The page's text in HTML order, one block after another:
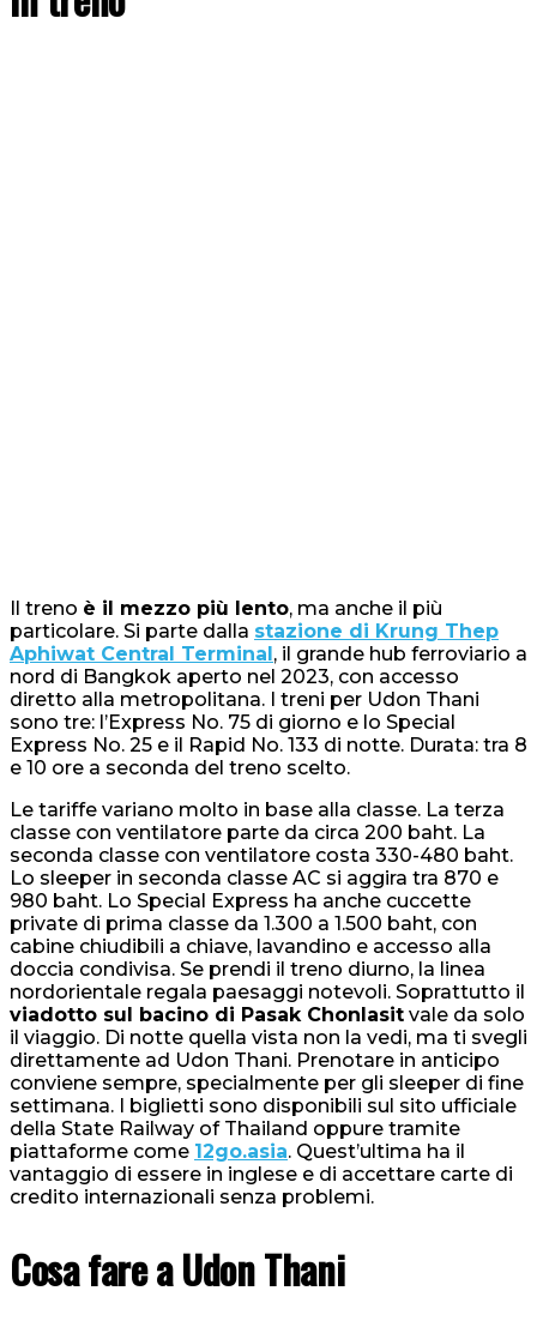
Il treno è il mezzo più lento, ma anche il più
particolare. Si parte dalla stazione di Krung Thep
Aphiwat Central Terminal, il grande hub ferroviario a
nord di Bangkok aperto nel 2023, con accesso
diretto alla metropolitana. I treni per Udon Thani
sono tre: l’Express No. 75 di giorno e lo Special
Express No. 25 e il Rapid No. 133 di notte. Durata: tra 8
e 10 ore a seconda del treno scelto.
Le tariffe variano molto in base alla classe. La terza
classe con ventilatore parte da circa 200 baht. La
seconda classe con ventilatore costa 330-480 baht.
Lo sleeper in seconda classe AC si aggira tra 870 e
980 baht. Lo Special Express ha anche cuccette
private di prima classe da 1.300 a 1.500 baht, con
cabine chiudibili a chiave, lavandino e accesso alla
doccia condivisa. Se prendi il treno diurno, la linea
nordorientale regala paesaggi notevoli. Soprattutto il
viadotto sul bacino di Pasak Chonlasit vale da solo
il viaggio. Di notte quella vista non la vedi, ma ti svegli
direttamente ad Udon Thani. Prenotare in anticipo
conviene sempre, specialmente per gli sleeper di fine
settimana. I biglietti sono disponibili sul sito ufficiale
della State Railway of Thailand oppure tramite
piattaforme come 12go.asia. Quest’ultima ha il
vantaggio di essere in inglese e di accettare carte di
credito internazionali senza problemi.
Cosa fare a Udon Thani